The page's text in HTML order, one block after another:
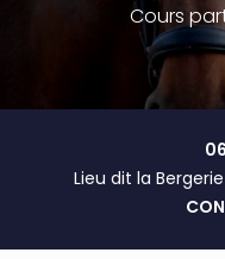
Cours
Lieu dit la